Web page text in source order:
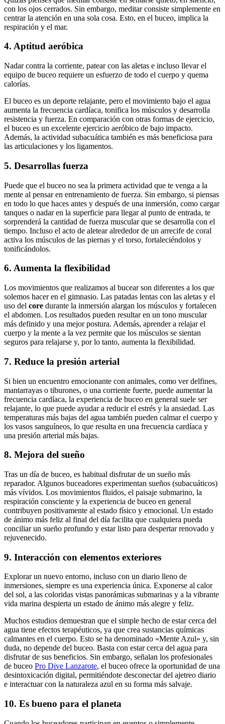
con los ojos cerrados. Sin embargo, meditar consiste simplemente en
centrar la atención en una sola cosa. Esto, en el buceo, implica la
respiración y el mar.
4. Aptitud aeróbica
Nadar contra la corriente, patear con las aletas e incluso llevar el
equipo de buceo requiere un esfuerzo de todo el cuerpo y quema
calorías.
El buceo es un deporte relajante, pero el movimiento bajo el agua
aumenta la frecuencia cardíaca, tonifica los músculos y desarrolla
resistencia y fuerza. En comparación con otras formas de ejercicio,
el buceo es un excelente ejercicio aeróbico de bajo impacto.
Además, la actividad subacuática también es más beneficiosa para
las articulaciones y los ligamentos.
5. Desarrollas fuerza
Puede que el buceo no sea la primera actividad que te venga a la
mente al pensar en entrenamiento de fuerza. Sin embargo, si piensas
en todo lo que haces antes y después de una inmersión, como cargar
tanques o nadar en la superficie para llegar al punto de entrada, te
sorprenderá la cantidad de fuerza muscular que se desarrolla con el
tiempo. Incluso el acto de aletear alrededor de un arrecife de coral
activa los músculos de las piernas y el torso, fortaleciéndolos y
tonificándolos.
6. Aumenta la flexibilidad
Los movimientos que realizamos al bucear son diferentes a los que
solemos hacer en el gimnasio. Las patadas lentas con las aletas y el
uso del core durante la inmersión alargan los músculos y fortalecen
el abdomen. Los resultados pueden resultar en un tono muscular
más definido y una mejor postura. Además, aprender a relajar el
cuerpo y la mente a la vez permite que los músculos se sientan
seguros para relajarse y, por lo tanto, aumenta la flexibilidad.
7. Reduce la presión arterial
Si bien un encuentro emocionante con animales, como ver delfines,
mantarrayas o tiburones, o una corriente fuerte, puede aumentar la
frecuencia cardíaca, la experiencia de buceo en general suele ser
relajante, lo que puede ayudar a reducir el estrés y la ansiedad. Las
temperaturas más bajas del agua también pueden calmar el cuerpo y
los vasos sanguíneos, lo que resulta en una frecuencia cardíaca y
una presión arterial más bajas.
8. Mejora del sueño
Tras un día de buceo, es habitual disfrutar de un sueño más
reparador. Algunos buceadores experimentan sueños (subacuáticos)
más vívidos. Los movimientos fluidos, el paisaje submarino, la
respiración consciente y la experiencia de buceo en general
contribuyen positivamente al estado físico y emocional. Un estado
de ánimo más feliz al final del día facilita que cualquiera pueda
conciliar un sueño profundo y estar listo para despertar renovado y
rejuvenecido.
9. Interacción con elementos exteriores
Explorar un nuevo entorno, incluso con un diario lleno de
inmersiones, siempre es una experiencia única. Exponerse al calor
del sol, a las coloridas vistas panorámicas submarinas y a la vibrante
vida marina despierta un estado de ánimo más alegre y feliz.
Muchos estudios demuestran que el simple hecho de estar cerca del
agua tiene efectos terapéuticos, ya que crea sustancias químicas
calmantes en el cuerpo. Esto se ha denominado «Mente Azul» y, sin
duda, no depende del buceo. Basta con estar cerca del agua para
disfrutar de sus beneficios. Sin embargo, señalan los profesionales
de buceo Pro Dive Lanzarote, el buceo ofrece la oportunidad de una
desintoxicación digital, permitiéndote desconectar del ajetreo diario
e interactuar con la naturaleza azul en su forma más salvaje.
10. Es bueno para el planeta